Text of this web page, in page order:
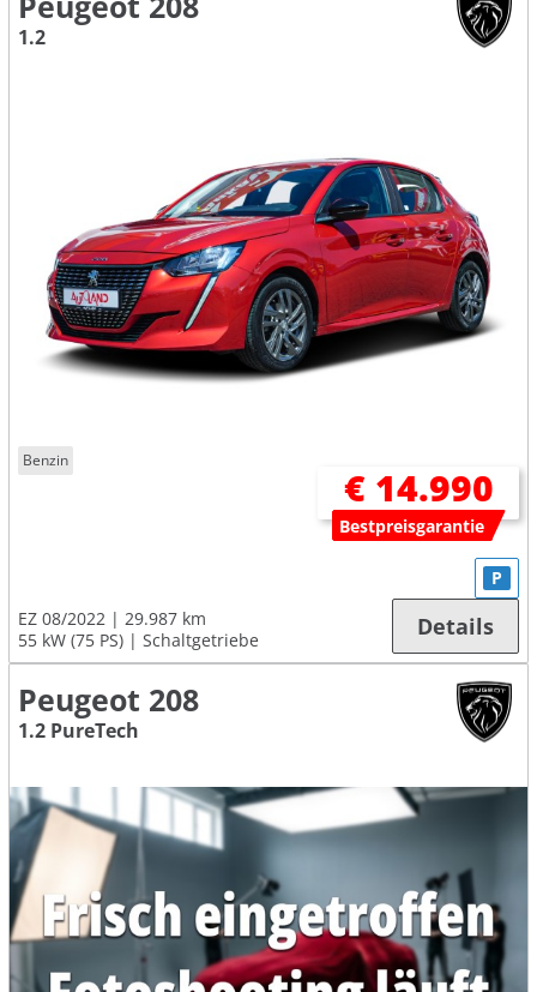
1.2
Benzin
€ 14.990
Bestpreisgarantie
EZ 08/2022
29.987 km
55 kW (75 PS)
Schaltgetriebe
P
Details
Peugeot 208
1.2 PureTech